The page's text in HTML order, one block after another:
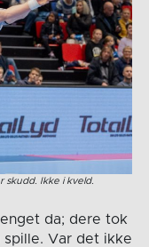
skudd. Ikke i kveld.
da; dere tok
Var det ikke